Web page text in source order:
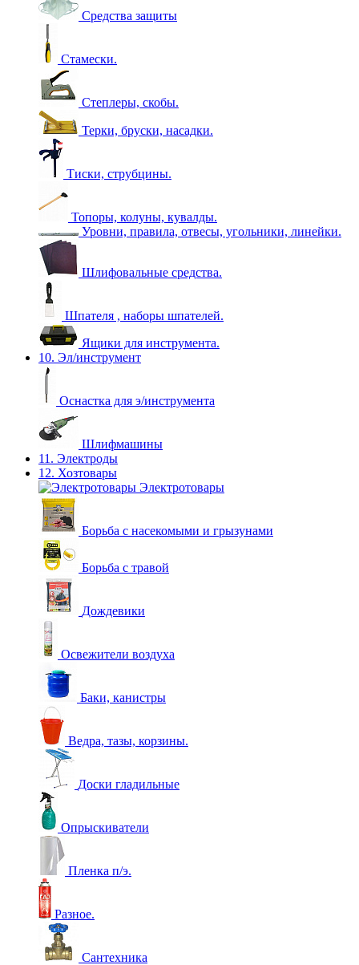
Средства защиты
Стамески.
Степлеры, скобы.
Терки, бруски, насадки.
Тиски, струбцины.
Топоры, колуны, кувалды.
Уровни, правила, отвесы, угольники, линейки.
Шлифовальные средства.
Шпателя , наборы шпателей.
Ящики для инструмента.
10. Эл/инструмент
Оснастка для э/инструмента
Шлифмашины
11. Электроды
12. Хозтовары
Электротовары
Борьба с насекомыми и грызунами
Борьба с травой
Дождевики
Освежители воздуха
Баки, канистры
Ведра, тазы, корзины.
Доски гладильные
Опрыскиватели
Пленка п/э.
Разное.
Сантехника